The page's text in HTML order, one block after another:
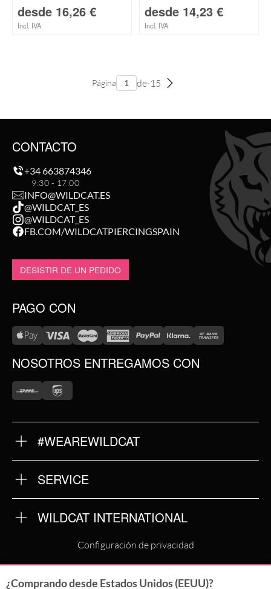
desde 16,26 €
Incl. IVA
desde 14,23 €
Incl. IVA
Página de-15
CONTACTO
+34 663874346
9:30 - 17:00
INFO@WILDCAT.ES
@WILDCAT_ES
@WILDCAT_ES
FB.COM/WILDCATPIERCINGSPAIN
DESISTIR DE UN PEDIDO
PAGO CON
NOSOTROS ENTREGAMOS CON
#WEAREWILDCAT
NUESTRA HISTORIA
NUESTRA CALIDAD
SERVICE
TÉRMINOS Y CONDICIONES
IMPRINT
POLÍTICA DE PRIVACIDAD
WILDCAT INTERNATIONAL
WILDCAT INTERNATIONAL
WILDCAT DEUTSCHLAND
Configuración de privacidad
¿Comprando desde Estados Unidos (EEUU)?